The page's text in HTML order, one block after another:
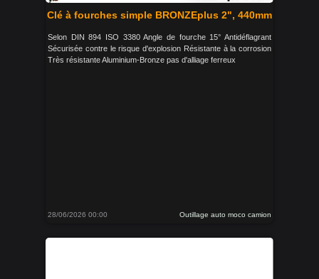
Clé à fourches simple BRONZEplus 2", 440mm
Selon DIN 894 ISO 3380 Angle de fourche 15° Antidéflagrant
Sécurisée contre le risque d'explosion Résistante à la corrosion
Très résistante Aluminium-Bronze pas d'alliage ferreux
28/06/2026 00:00 Outillage auto moco camion